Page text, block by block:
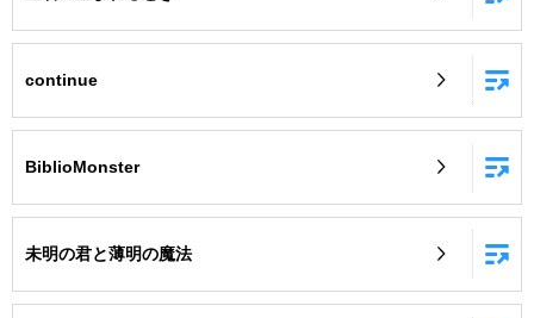
continue
BiblioMonster
未明の君と薄明の魔法